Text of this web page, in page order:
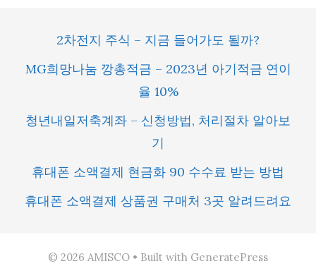
2차전지 주식 – 지금 들어가도 될까?
MG희망나눔 깡총적금 – 2023년 아기적금 연이
율 10%
청년내일저축계좌 – 신청방법, 처리절차 알아보
기
휴대폰 소액결제 현금화 90 수수료 받는 방법
휴대폰 소액결제 상품권 구매처 3곳 알려드려요
© 2026 AMISCO • Built with GeneratePress